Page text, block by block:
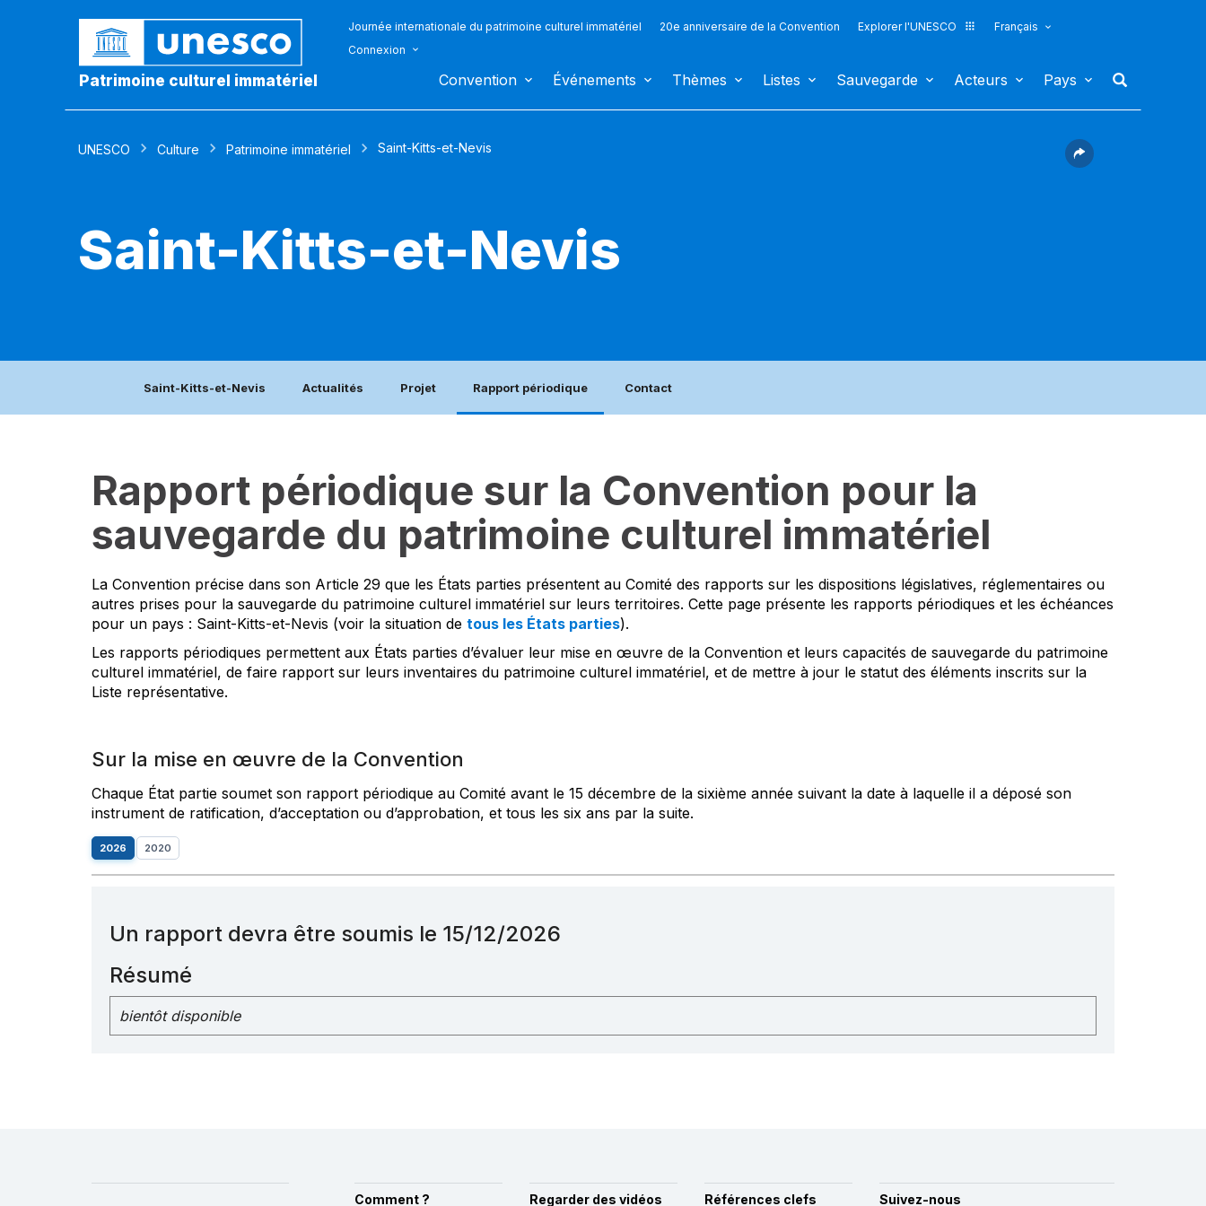
Patrimoine culturel immatériel
Journée internationale du patrimoine culturel immatériel 20e anniversaire de la Convention Explorer l'UNESCO
Français
Connexion
Convention Événements Thèmes Listes Sauvegarde Acteurs Pays
UNESCO Culture Patrimoine immatériel Saint-Kitts-et-Nevis
Saint-Kitts-et-Nevis
Saint-Kitts-et-Nevis Actualités Projet Rapport périodique Contact
Rapport périodique sur la Convention pour la
sauvegarde du patrimoine culturel immatériel
La Convention précise dans son Article 29 que les États parties présentent au Comité des rapports sur les dispositions législatives, réglementaires ou
autres prises pour la sauvegarde du patrimoine culturel immatériel sur leurs territoires. Cette page présente les rapports périodiques et les échéances
pour un pays : Saint-Kitts-et-Nevis (voir la situation de tous les États parties).
Les rapports périodiques permettent aux États parties d’évaluer leur mise en œuvre de la Convention et leurs capacités de sauvegarde du patrimoine
culturel immatériel, de faire rapport sur leurs inventaires du patrimoine culturel immatériel, et de mettre à jour le statut des éléments inscrits sur la
Liste représentative.
Sur la mise en œuvre de la Convention
Chaque État partie soumet son rapport périodique au Comité avant le 15 décembre de la sixième année suivant la date à laquelle il a déposé son
instrument de ratification, d’acceptation ou d’approbation, et tous les six ans par la suite.
2026 2020
Un rapport devra être soumis le 15/12/2026
Résumé
bientôt disponible
Comment ? Regarder des vidéos Références clefs Suivez-nous